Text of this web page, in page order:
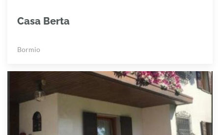
Casa Berta
Bormio